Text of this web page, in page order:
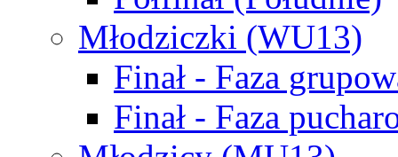
Młodziczki (WU13)
Finał - Faza
Finał - Faza